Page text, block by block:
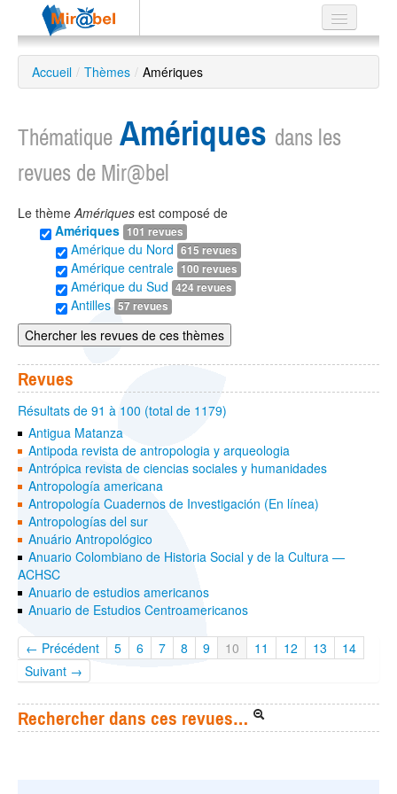
Le réseau
Soutien
Recherche
avancée
?
Accueil / Thèmes / Amériques
Thématique Amériques dans les
revues de Mir@bel
Le thèmeAmériques est composé de
Amériques 101 revues
Amérique du Nord 615 revues
Amérique centrale 100 revues
Amérique du Sud 424 revues
Antilles 57 revues
Chercher les revues de ces thèmes
Revues
Résultats de 91 à 100 (total de 1179)
Antigua Matanza
Antipoda revista de antropologia y arqueologia
Antrópica revista de ciencias sociales y humanidades
Antropología americana
Antropología Cuadernos de Investigación (En línea)
Antropologías del sur
Anuário Antropológico
Anuario Colombiano de Historia Social y de la Cultura —
ACHSC
Anuario de estudios americanos
Anuario de Estudios Centroamericanos
← Précédent 5 6 7 8 9 10 11 12 13
14
Suivant →
Rechercher dans ces revues…